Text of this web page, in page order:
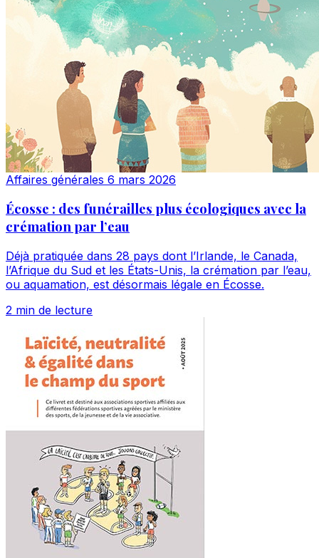
Affaires générales 6 mars 2026
Écosse : des funérailles plus écologiques avec la
crémation par l’eau
Déjà pratiquée dans 28 pays dont l’Irlande, le Canada,
l’Afrique du Sud et les États-Unis, la crémation par l’eau,
ou aquamation, est désormais légale en Écosse.
2 min de lecture